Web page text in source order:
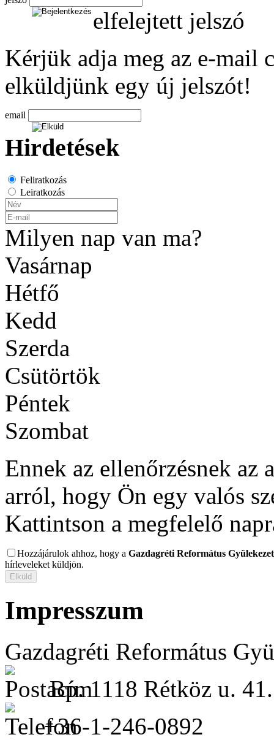
elfelejtett jelszó
Kérjük adja meg az e-mail
elküldjünk egy új jelszót!
email
Hirdetések
Feliratkozás
Leiratkozás
Milyen nap van ma?
Vasárnap
Hétfő
Kedd
Szerda
Csütörtök
Péntek
Szombat
Ennek az ellenőrzésnek
arról, hogy Ön egy valós
Kattintson a megfelelő
Hozzájárulok ahhoz, hogy a Gazdagréti Református Gyülekezet
hírleveleket küldjön.
Impresszum
Gazdagréti Református
Bp. 1118 Rétköz u. 41.
+36-1-246-0892